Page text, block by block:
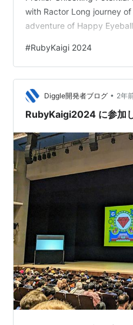
with Ractor Long journey
adventure of Happy
ごに リブセンスでは転職ド
会議な…
#RubyKaigi 2024
Diggle開発者ブログ • 2年
RubyKaigi2024 に参加